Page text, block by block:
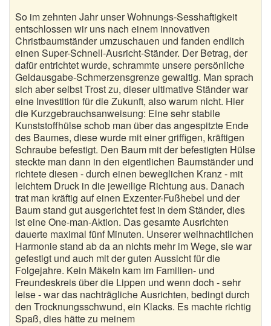
So im zehnten Jahr unser Wohnungs-Sesshaftigkeit
entschlossen wir uns nach einem innovativen
Christbaumständer umzuschauen und fanden endlich
einen Super-Schnell-Ausricht-Ständer. Der Betrag, der
dafür entrichtet wurde, schrammte unsere persönliche
Geldausgabe-Schmerzensgrenze gewaltig. Man sprach
sich aber selbst Trost zu, dieser ultimative Ständer war
eine Investition für die Zukunft, also warum nicht. Hier
die Kurzgebrauchsanweisung: Eine sehr stabile
Kunststoffhülse schob man über das angespitzte Ende
des Baumes, diese wurde mit einer griffigen, kräftigen
Schraube befestigt. Den Baum mit der befestigten Hülse
steckte man dann in den eigentlichen Baumständer und
richtete diesen - durch einen beweglichen Kranz - mit
leichtem Druck in die jeweilige Richtung aus. Danach
trat man kräftig auf einen Exzenter-Fußhebel und der
Baum stand gut ausgerichtet fest in dem Ständer, dies
ist eine One-man-Aktion. Das gesamte Ausrichten
dauerte maximal fünf Minuten. Unserer weihnachtlichen
Harmonie stand ab da an nichts mehr im Wege, sie war
gefestigt und auch mit der guten Aussicht für die
Folgejahre. Kein Mäkeln kam im Familien- und
Freundeskreis über die Lippen und wenn doch - sehr
leise - war das nachträgliche Ausrichten, bedingt durch
den Trocknungsschwund, ein Klacks. Es machte richtig
Spaß, dies hätte zu meinem